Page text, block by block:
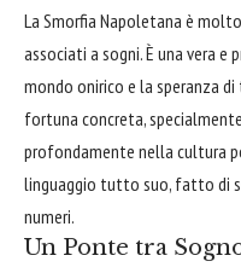
La Smorfia Napoletana è
associati a sogni. È una vera
mondo onirico e la speranza
fortuna concreta,
profondamente nella cultura
linguaggio tutto suo, fatto di
numeri.
Un Ponte tra